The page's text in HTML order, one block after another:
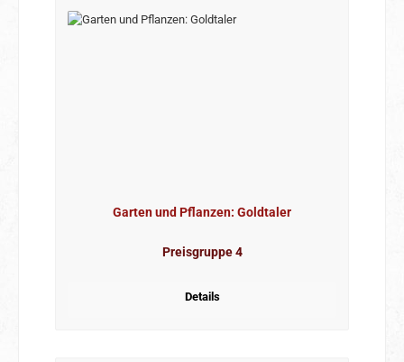
Garten und Pflanzen: Goldtaler
Preisgruppe 4
Details